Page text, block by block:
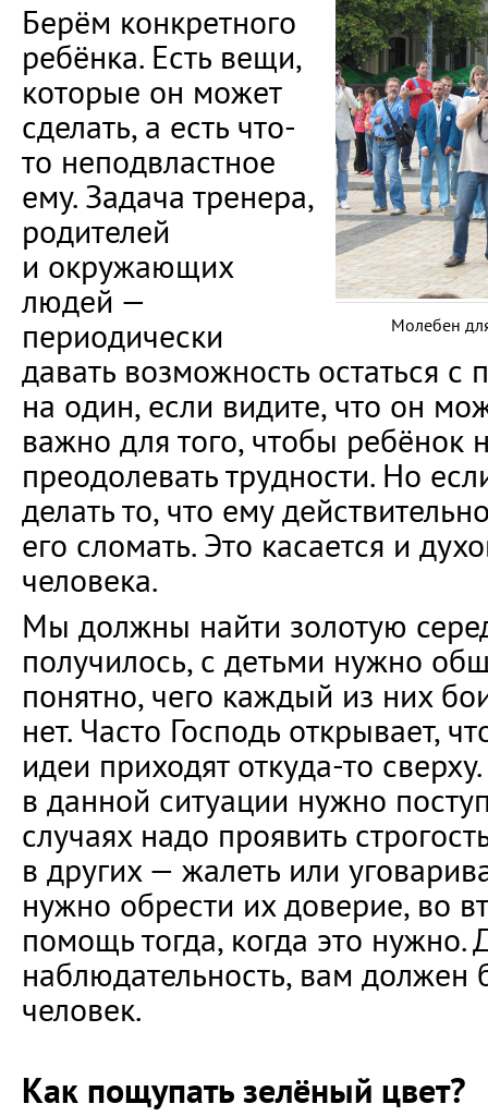
Молебен
Берём конкретного
ребёнка. Есть вещи,
которые он может
сделать, а есть что-
то неподвластное
ему. Задача тренера,
родителей
и окружающих
людей —
периодически
давать возможность остаться
на один, если видите, что он
важно для того, чтобы ребёнок
преодолевать трудности. Но
делать то, что ему
его сломать. Это касается и
человека.
Мы должны найти золотую
получилось, с детьми нужно
понятно, чего каждый из них
нет. Часто Господь открывает,
идеи приходят откуда-то
в данной ситуации нужно
случаях надо проявить
в других — жалеть или
нужно обрести их доверие, во
помощь тогда, когда это нужно.
наблюдательность, вам должен
человек.
Как пощупать зелёный цвет?